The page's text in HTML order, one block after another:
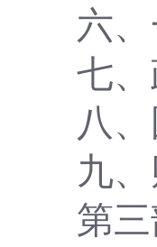
六
七
八
九
第